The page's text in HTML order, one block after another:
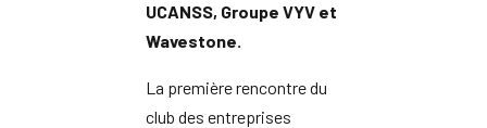
UCANSS, Groupe VYV et
Wavestone.
La première rencontre du
club des entreprises